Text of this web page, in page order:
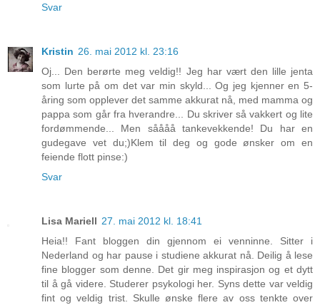
Svar
Kristin 26. mai 2012 kl. 23:16
Oj... Den berørte meg veldig!! Jeg har vært den lille jenta
som lurte på om det var min skyld... Og jeg kjenner en 5-
åring som opplever det samme akkurat nå, med mamma og
pappa som går fra hverandre... Du skriver så vakkert og lite
fordømmende... Men såååå tankevekkende! Du har en
gudegave vet du;)Klem til deg og gode ønsker om en
feiende flott pinse:)
Svar
Lisa Mariell 27. mai 2012 kl. 18:41
Heia!! Fant bloggen din gjennom ei venninne. Sitter i
Nederland og har pause i studiene akkurat nå. Deilig å lese
fine blogger som denne. Det gir meg inspirasjon og et dytt
til å gå videre. Studerer psykologi her. Syns dette var veldig
fint og veldig trist. Skulle ønske flere av oss tenkte over